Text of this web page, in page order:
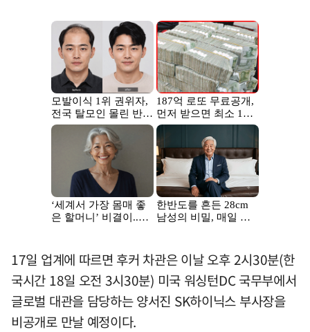
17일 업계에 따르면 후커 차관은 이날 오후 2시30분(한
국시간 18일 오전 3시30분) 미국 워싱턴DC 국무부에서
글로벌 대관을 담당하는 양서진 SK하이닉스 부사장을
비공개로 만날 예정이다.